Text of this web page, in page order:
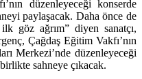
düzenleyeceği konserde
paylaşacak. Daha önce de
göz ağrım” diyen sanatçı,
Çağdaş Eğitim Vakfı’nın
Merkezi’nde düzenleyeceği
sahneye çıkacak.